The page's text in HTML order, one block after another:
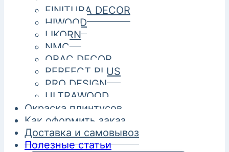
FINITURA DECOR
HIWOOD
LIKORN
NMC
ORAC DECOR
PERFECT PLUS
PRO DESIGN
ULTRAWOOD
Окраска плинтусов
Как оформить заказ
Доставка и самовывоз
Полезные статьи